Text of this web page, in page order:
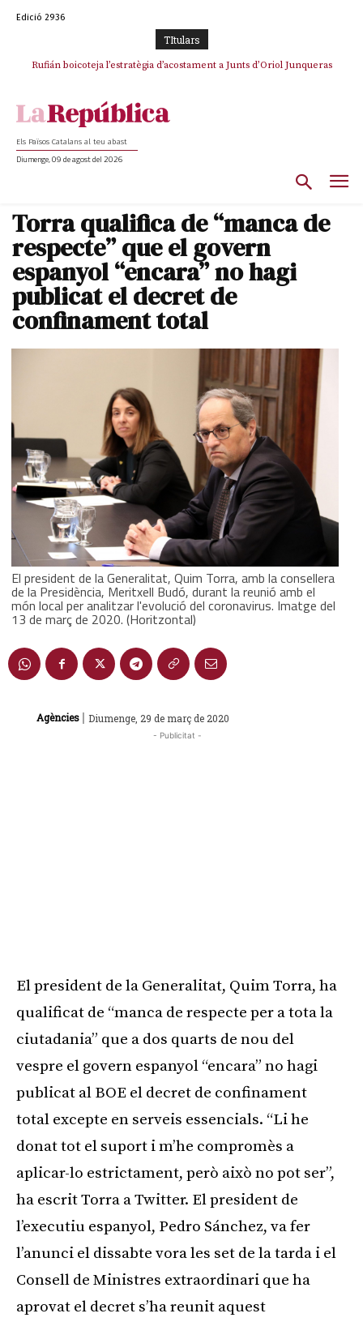
Edició 2936
TItulars
Rufián boicoteja l’estratègia d’acostament a Junts d’Oriol Junqueras
Rufián dinamita la unitat independentista amb un atac frontal al retorn
Els Països Catalans al teu abast
Diumenge, 09 de agost del 2026
Torra qualifica de “manca de
respecte” que el govern
espanyol “encara” no hagi
publicat el decret de
confinament total
El president de la Generalitat, Quim Torra, amb la consellera
de la Presidència, Meritxell Budó, durant la reunió amb el
món local per analitzar l'evolució del coronavirus. Imatge del
13 de març de 2020. (Horitzontal)
Agències | Diumenge, 29 de març de 2020
- Publicitat -
El president de la Generalitat, Quim Torra, ha
qualificat de “manca de respecte per a tota la
ciutadania” que a dos quarts de nou del
vespre el govern espanyol “encara” no hagi
publicat al BOE el decret de confinament
total excepte en serveis essencials. “Li he
donat tot el suport i m’he compromès a
aplicar-lo estrictament, però això no pot ser”,
ha escrit Torra a Twitter. El president de
l’executiu espanyol, Pedro Sánchez, va fer
l’anunci el dissabte vora les set de la tarda i el
Consell de Ministres extraordinari que ha
aprovat el decret s’ha reunit aquest